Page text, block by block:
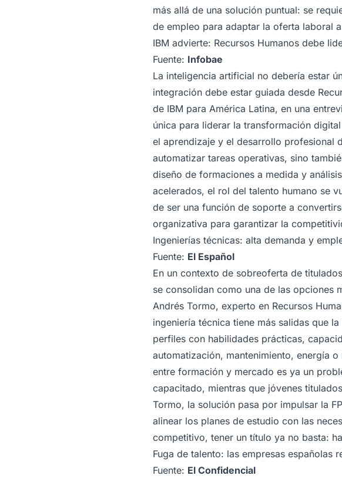
más allá de una solución puntual: se
de empleo para adaptar la oferta laboral
IBM advierte: Recursos Humanos debe
Fuente: Infobae
La inteligencia artificial no debería estar
integración debe estar guiada desde
de IBM para América Latina, en una
única para liderar la transformación
el aprendizaje y el desarrollo profesional
automatizar tareas operativas, sino
diseño de formaciones a medida y
acelerados, el rol del talento humano se
de ser una función de soporte a
organizativa para garantizar la
Ingenierías técnicas: alta demanda y
Fuente: El Español
En un contexto de sobreoferta de
se consolidan como una de las opciones
Andrés Tormo, experto en Recursos
ingeniería técnica tiene más salidas que
perfiles con habilidades prácticas,
automatización, mantenimiento, energía
entre formación y mercado es ya un
capacitado, mientras que jóvenes
Tormo, la solución pasa por impulsar la
alinear los planes de estudio con las
competitivo, tener un título ya no basta:
Fuga de talento: las empresas españolas
Fuente: El Confidencial